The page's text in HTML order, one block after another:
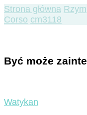
Strona główna Rzym
Corso cm3118
Być może
Watykan